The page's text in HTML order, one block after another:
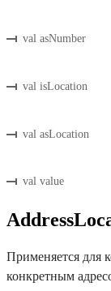
val asNumber
val isLocation
val asLocation
val value
Применяется для
конкретным